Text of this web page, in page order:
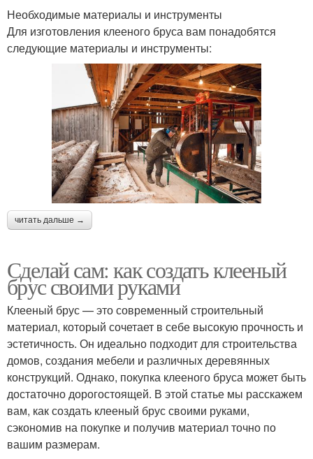
Необходимые материалы и инструменты
Для изготовления клееного бруса вам понадобятся
следующие материалы и инструменты:
читать дальше →
Сделай сам: как создать клееный
брус своими руками
Клееный брус — это современный строительный
материал, который сочетает в себе высокую прочность и
эстетичность. Он идеально подходит для строительства
домов, создания мебели и различных деревянных
конструкций. Однако, покупка клееного бруса может быть
достаточно дорогостоящей. В этой статье мы расскажем
вам, как создать клееный брус своими руками,
сэкономив на покупке и получив материал точно по
вашим размерам.